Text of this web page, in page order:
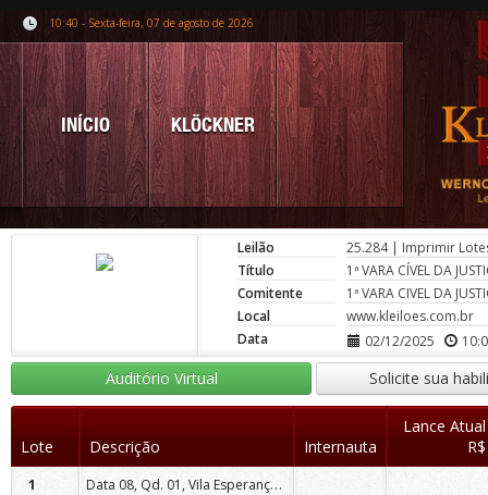
10:40 - Sexta-feira, 07 de agosto de 2026
INÍCIO KLÖCKNER
Leilão 25.284| Imprimir
Título
1ª VARA CÍVEL DA
Comitente
1ª VARA CIVEL DA
Local
www.kleiloes.com.br
Data
02/12/2025
Auditório Virtual Solicite sua
Lote Descrição Internauta
Lance Atual
R$
1 Data 08, Qd. 01, Vila Esperança, Maringá/Pr.